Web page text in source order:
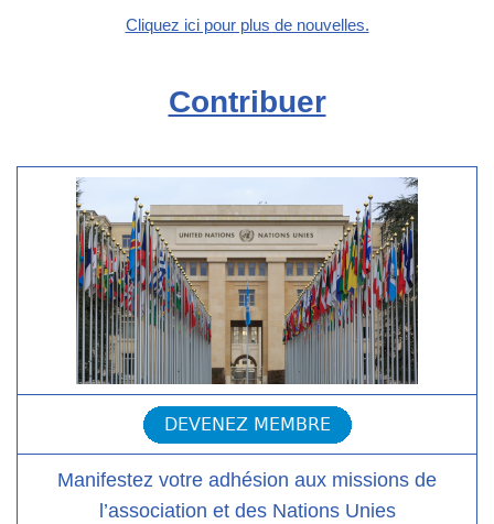
Cliquez ici pour plus de nouvelles.
Contribuer
Manifestez votre adhésion aux missions de
l’association et des Nations Unies